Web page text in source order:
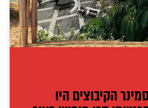
הקיבוצים היו